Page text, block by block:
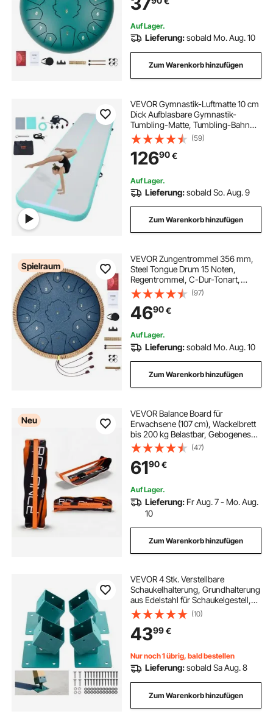
Musikunterricht & Yoga, Grün
Auf Lager.
Lieferung:sobald Mo. Aug. 10
Zum Warenkorb hinzufügen
VEVOR Gymnastik-Luftmatte 10 cm
Dick Aufblasbare Gymnastik-
Tumbling-Matte, Tumbling-Bahn
mit Elektrischer Pumpe,
Trainingsmatten für den
Heimgebrauch/Fitnessstudio
/Yoga/Cheerleading/Strand/Park
Grün
(59)
12690€
Auf Lager.
Lieferung:sobald So. Aug. 9
Zum Warenkorb hinzufügen
Spielraum
VEVOR Zungentrommel 356 mm,
Steel Tongue Drum 15 Noten,
Regentrommel, C-Dur-Tonart,
Regenglockenspiel mit 2 Schlägeln
& Tragetasche, Handpan-Trommel,
Schlaginstrument für
Musikunterricht & Yoga, Blau
(97)
4690€
Auf Lager.
Lieferung:sobald Mo. Aug. 10
Zum Warenkorb hinzufügen
Neu
VEVOR Balance Board für
Erwachsene (107 cm), Wackelbrett
bis 200 kg Belastbar, Gebogenes
Balance-Trainingsgerät mit Gurt für
Core-Workouts Stehpultübungen
Heim-Fitnessstudio Yoga, Orange
Schwarz
(47)
6190€
Auf Lager.
Lieferung: Fr Aug. 7 - Mo. Aug.
10
Zum Warenkorb hinzufügen
VEVOR 4 Stk. Verstellbare
Schaukelhalterung, Grundhalterung
aus Edelstahl für Schaukelgestell,
567kg Belastbare
Schaukelbefestigung für 91x91mm
Montagestärke, 45-60°
Schaukelanker für Balance & Schutz
(10)
4399€
Nur noch 1 übrig, bald bestellen
Lieferung:sobald Sa Aug. 8
Zum Warenkorb hinzufügen